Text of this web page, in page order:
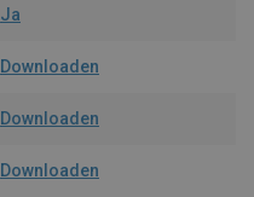
Ja
Downloaden
Downloaden
Downloaden